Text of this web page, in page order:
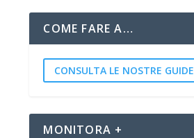
COME FARE A…
CONSULTA LE NOSTRE GUIDE
MONITORA +